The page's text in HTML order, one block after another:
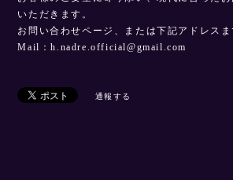
いただきます。
お問い合わせページ、または下記アドレスま
Mail：h.nadre.official@gmail.com
通報する